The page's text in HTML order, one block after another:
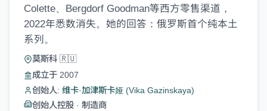
Colette、Bergdorf Goodman等西方零售渠道，
2022年悉数消失。她的回答：俄罗斯首个纯本土
系列。
莫斯科 🇷🇺
成立于 2007
创始人: 维卡·加津斯卡娅 (Vika Gazinskaya)
创始人控股 · 制造商